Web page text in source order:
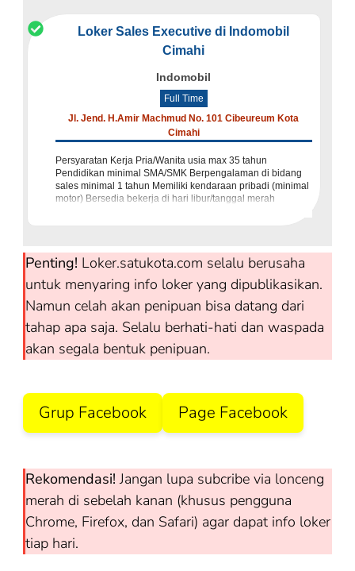
Loker Sales Executive di Indomobil
Cimahi
Indomobil
Full Time
Jl. Jend. H.Amir Machmud No. 101 Cibeureum Kota
Cimahi
Persyaratan Kerja Pria/Wanita usia max 35 tahun
Pendidikan minimal SMA/SMK Berpengalaman di bidang
sales minimal 1 tahun Memiliki kendaraan pribadi (minimal
motor) Bersedia bekerja di hari libur/tanggal merah
Penting! Loker.satukota.com selalu berusaha
untuk menyaring info loker yang dipublikasikan.
Namun celah akan penipuan bisa datang dari
tahap apa saja. Selalu berhati-hati dan waspada
akan segala bentuk penipuan.
Grup Facebook Page Facebook
Rekomendasi! Jangan lupa subcribe via lonceng
merah di sebelah kanan (khusus pengguna
Chrome, Firefox, dan Safari) agar dapat info loker
tiap hari.